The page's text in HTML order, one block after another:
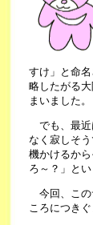
すけ」と命
略したがる
まいました。
でも、最
なく寂しそ
機かけるか
ろ～？」と
今回、こ
ころにつき